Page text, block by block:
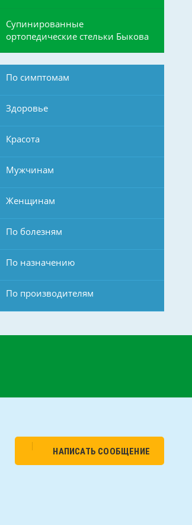
Супинированные
ортопедические стельки Быкова
По симптомам
Здоровье
Красота
Мужчинам
Женщинам
По болезням
По назначению
По производителям
НАПИСАТЬ СООБЩЕНИЕ